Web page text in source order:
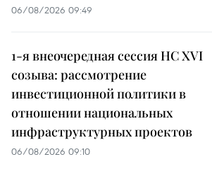
06/08/2026 09:49
1-я внеочередная сессия НС XVI
созыва: рассмотрение
инвестиционной политики в
отношении национальных
инфраструктурных проектов
06/08/2026 09:10